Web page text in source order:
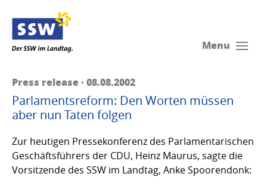
Menu
Press release · 08.08.2002
Parlamentsreform: Den Worten müssen
aber nun Taten folgen
Zur heutigen Pressekonferenz des Parlamentarischen
Geschäftsführers der CDU, Heinz Maurus, sagte die
Vorsitzende des SSW im Landtag, Anke Spoorendonk: